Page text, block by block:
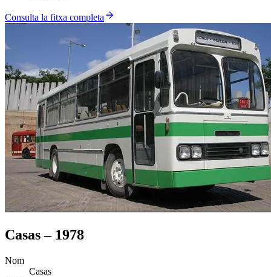
Consulta la fitxa completa
Casas – 1978
Nom
Casas